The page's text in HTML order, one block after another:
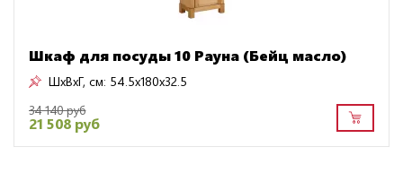
Шкаф для посуды 10 Рауна (Бейц масло)
ШxВxГ, см: 54.5x180x32.5
34 140 руб
21 508 руб